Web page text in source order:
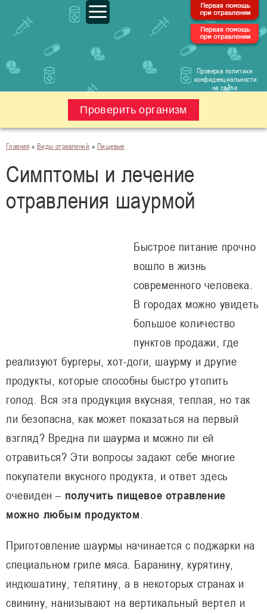
Проверка политики
конфиденциальности
на сайте
Проверить организм
Главная » Виды отравлений » Пищевые
Симптомы и лечение
отравления шаурмой
Быстрое питание прочно
вошло в жизнь
современного человека.
В городах можно увидеть
большое количество
пунктов продажи, где
реализуют бургеры, хот-доги, шаурму и другие
продукты, которые способны быстро утолить
голод. Вся эта продукция вкусная, теплая, но так
ли безопасна, как может показаться на первый
взгляд? Вредна ли шаурма и можно ли ей
отравиться? Эти вопросы задают себе многие
покупатели вкусного продукта, и ответ здесь
очевиден – получить пищевое отравление
можно любым продуктом
Приготовление шаурмы начинается с поджарки на
специальном гриле мяса. Баранину, курятину,
индюшатину, телятину, а в некоторых странах и
свинину, нанизывают на вертикальный вертел и